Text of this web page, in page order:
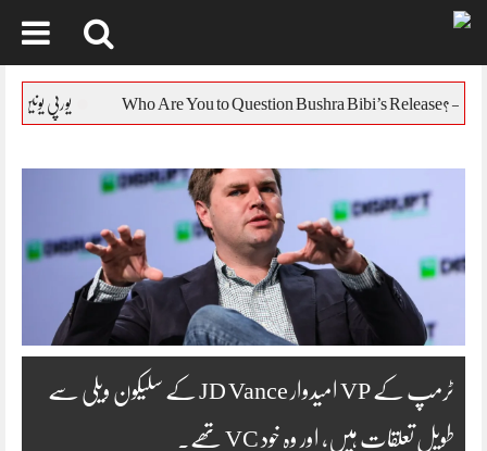
content
یورپی یونین کا بنگلہ دیش کی
ٹرمپ کے VP امیدوار JD Vance کے سلیکون ویلی سے
طویل تعلقات ہیں، اور وہ خود VC تھے۔